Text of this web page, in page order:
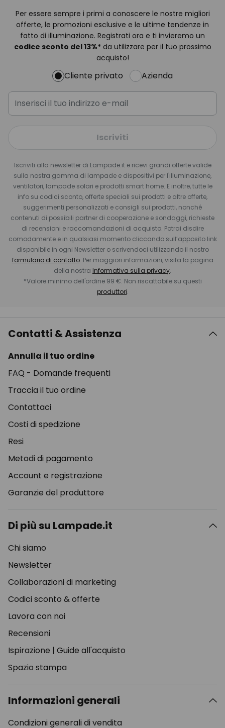
Per essere sempre i primi a conoscere le nostre migliori
offerte, le promozioni esclusive e le ultime tendenze in
fatto di illuminazione. Registrati ora e ti invieremo un
codice sconto del13%*da utilizzare per il tuo prossimo
acquisto!
Cliente privato Azienda
Iscriviti
Iscriviti alla newsletter di Lampade.it e ricevi grandi offerte valide
sulla nostra gamma di lampade e dispositivi per l'illuminazione,
ventilatori, lampade solari e prodotti smart home. E inoltre, tutte le
info su codici sconto, offerte speciali sui prodotti e altre offerte,
suggerimenti personalizzati e consigli sui prodotti, nonché
contenuti di possibili partner di cooperazione e sondaggi, richieste
di recensioni e raccomandazioni di acquisto. Potrai disdire
comodamente e in qualsiasi momento cliccando sull’apposito link
disponibile in ogni Newsletter o scrivendoci utilizzando il nostro
formulario di contatto. Per maggiori informazioni, visita la pagina
della nostra Informativa sulla privacy.
*Valore minimo dell'ordine 99 €. Non riscattabile su questi
produttori.
Contatti & Assistenza
Annulla il tuo ordine
FAQ - Domande frequenti
Traccia il tuo ordine
Contattaci
Costi di spedizione
Resi
Metodi di pagamento
Account e registrazione
Garanzie del produttore
Di più su Lampade.it
Chi siamo
Newsletter
Collaborazioni di marketing
Codici sconto & offerte
Lavora con noi
Recensioni
Ispirazione | Guide all'acquisto
Spazio stampa
Informazioni generali
Condizioni generali di vendita